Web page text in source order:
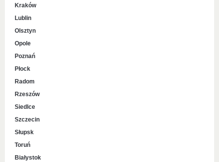
Kraków
Lublin
Olsztyn
Opole
Poznań
Płock
Radom
Rzeszów
Siedlce
Szczecin
Słupsk
Toruń
Białystok